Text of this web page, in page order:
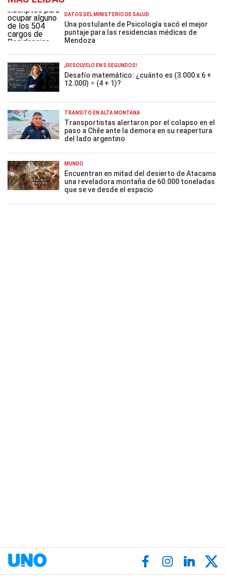
DATOS DEL MINISTERIO DE SALUD
Una postulante de Psicología sacó el mejor
puntaje para las residencias médicas de
Mendoza
¡RESOLVELO EN 5 SEGUNDOS!
Desafío matemático: ¿cuánto es (3.000 x 6 +
12.000) ÷ (4 + 1)?
TRÁNSITO EN ALTA MONTAÑA
Transportistas alertaron por el colapso en el
paso a Chile ante la demora en su reapertura
del lado argentino
MUNDO
Encuentran en mitad del desierto de Atacama
una reveladora montaña de 60.000 toneladas
que se ve desde el espacio